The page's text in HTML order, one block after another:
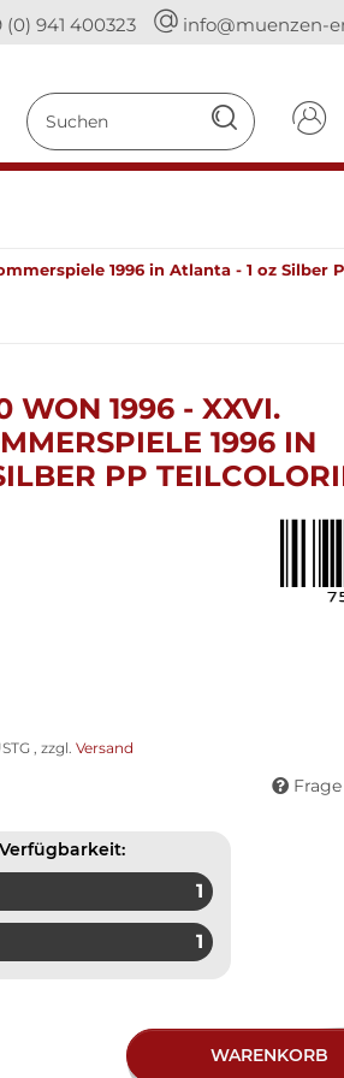
(0) 941 400323 info@muenzen-
1996 in Atlanta - 1 oz Silber
WON 1996 - XXVI.
1996 IN
PP
, zzgl. Versand
1
1
WARENKORB